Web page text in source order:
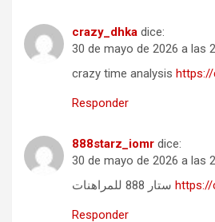
crazy_dhka dice:
30 de mayo de 2026 a las
crazy time analysis
Responder
888starz_iomr dice:
30 de mayo de 2026 a las
Responder